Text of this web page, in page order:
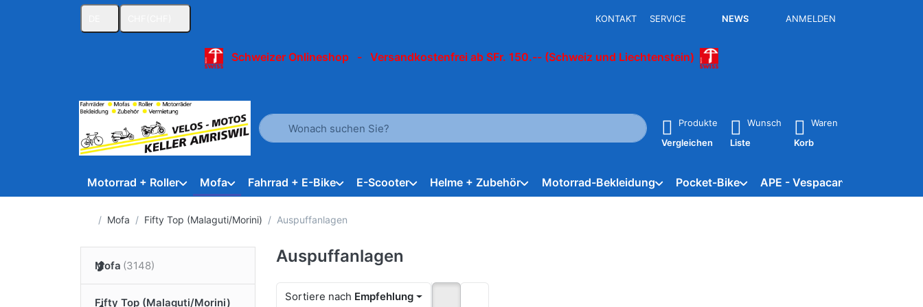
KONTAKT SERVICE NEWS ANMELDEN
Schweizer Onlineshop - Versandkostenfrei ab SFr. 150.-- (Schweiz und Liechtenstein)
Geben Sie einen Suchbegriff ein. Während Sie tippen, erscheinen automatisch erste Ergebnisse. Drücken Sie die Eingabetaste, um alle
Produkte
Vergleichen
Wunsch
Liste
Waren
Korb
Motorrad + Roller Mofa Fahrrad + E-Bike E-Scooter Helme + Zubehör Motorrad-Bekleidung Pocket-Bike APE - Vespacar
Startseite
Mofa Fifty Top (Malaguti/Morini) Auspuffanlagen
Mofa
Fifty Top (Malaguti/Morini)
Auspuffanlagen
Sortiere nach Empfehlung